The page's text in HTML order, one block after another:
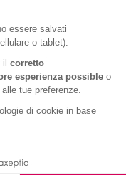
alla newsletter